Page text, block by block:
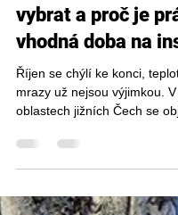
vybrat a proč je
vhodná doba na
Říjen se chýlí ke konci,
mrazy už nejsou výjimkou.
oblastech jižních Čech se
střechu na zimu. Jedním z
preventivních opatření je
střechy. Tyto zábrany chrání